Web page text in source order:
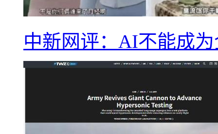
中新网评：AI不能成